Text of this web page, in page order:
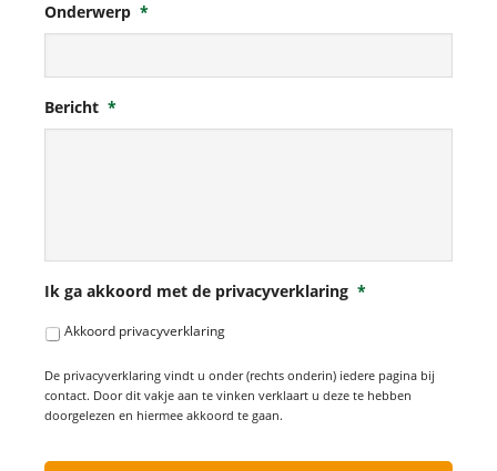
Onderwerp *
Bericht *
Ik ga akkoord met de privacyverklaring *
Akkoord privacyverklaring
De privacyverklaring vindt u onder (rechts onderin) iedere pagina bij
contact. Door dit vakje aan te vinken verklaart u deze te hebben
doorgelezen en hiermee akkoord te gaan.